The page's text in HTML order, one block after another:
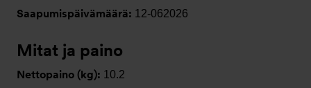
Saapumispäivämäärä: 12-062026
Mitat ja paino
Nettopaino (kg): 10.2